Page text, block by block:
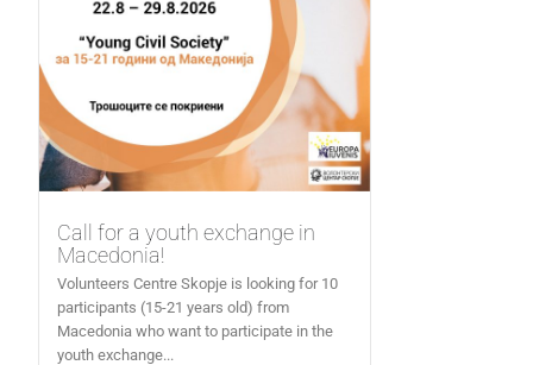
Call for a youth exchange in
Macedonia!
Volunteers Centre Skopje is looking for 10
participants (15-21 years old) from
Macedonia who want to participate in the
youth exchange...